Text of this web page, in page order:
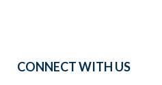
CONNECT WITH US